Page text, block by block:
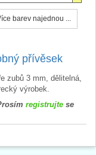
barev najednou ...
přívěsek
zubů 3 mm, dělitelná,
výrobek.
registrujte se